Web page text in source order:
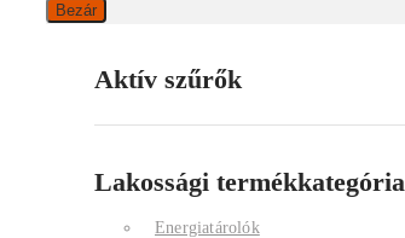
Bezár
Aktív szűrők
Lakossági termékkategória
Energiatárolók